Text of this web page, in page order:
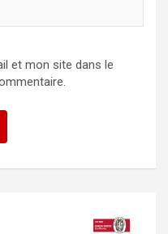
et mon site dans le